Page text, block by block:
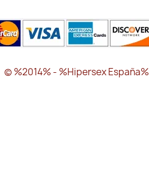
© %2014% - %Hipersex España%